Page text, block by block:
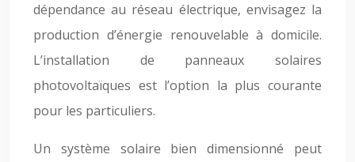
dépendance au réseau électrique, envisagez la
production d’énergie renouvelable à domicile.
L’installation de panneaux solaires
photovoltaïques est l’option la plus courante
pour les particuliers.
Un système solaire bien dimensionné peut